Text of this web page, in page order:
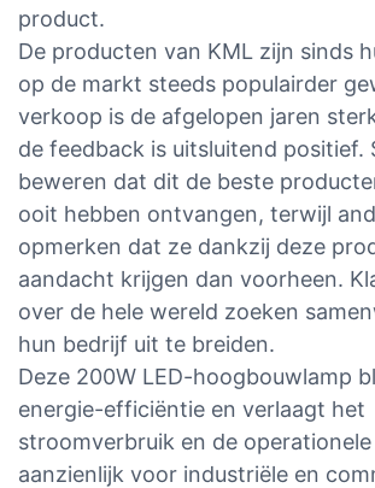
product.
De producten van KML zijn sinds
op de markt steeds populairder
verkoop is de afgelopen jaren
de feedback is uitsluitend positief.
beweren dat dit de beste
ooit hebben ontvangen, terwijl
opmerken dat ze dankzij deze
aandacht krijgen dan voorheen.
over de hele wereld zoeken
hun bedrijf uit te breiden.
Deze 200W LED-hoogbouwlamp
energie-efficiëntie en verlaagt het
stroomverbruik en de
aanzienlijk voor industriële en